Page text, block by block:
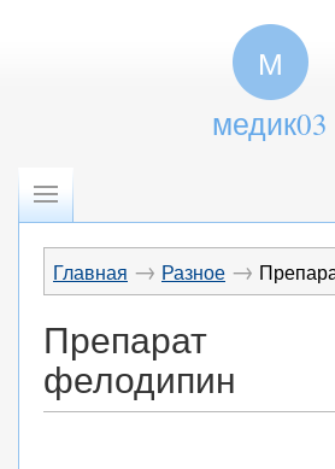
М
медик03
Главная → Разное →
Препарат
фелодипин